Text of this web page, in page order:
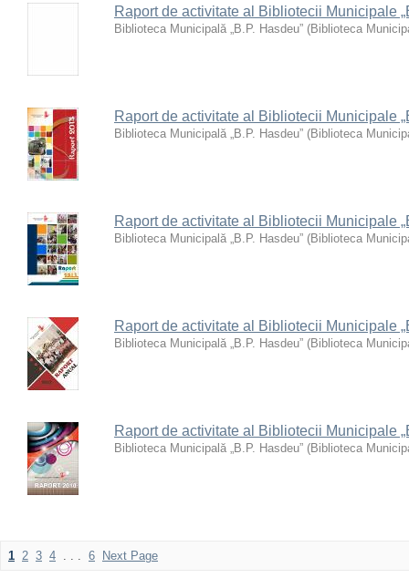
Raport de activitate al Bibliotecii Municipale
Biblioteca Municipală „B.P. Hasdeu” (Biblioteca
Raport de activitate al Bibliotecii Municipale
Biblioteca Municipală „B.P. Hasdeu” (Biblioteca
Raport de activitate al Bibliotecii Municipale
Biblioteca Municipală „B.P. Hasdeu” (Biblioteca
Raport de activitate al Bibliotecii Municipale
Biblioteca Municipală „B.P. Hasdeu” (Biblioteca
Raport de activitate al Bibliotecii Municipale
Biblioteca Municipală „B.P. Hasdeu” (Biblioteca
1 2 3 4 . . . 6 Next Page